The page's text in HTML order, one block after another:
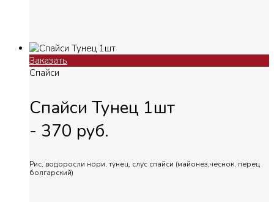
Заказать
Спайси
Спайси Тунец 1шт
- 370 руб.
Рис, водоросли нори, тунец, слус спайси (майонез,чеснок, перец
болгарский)